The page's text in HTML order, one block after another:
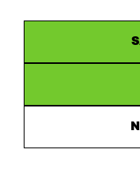
Asiakirjajulkisuus